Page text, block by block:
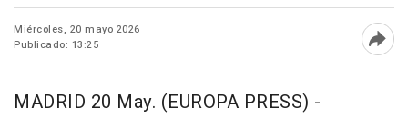
Miércoles, 20 mayo 2026
Publicado: 13:25
MADRID 20 May. (EUROPA PRESS) -